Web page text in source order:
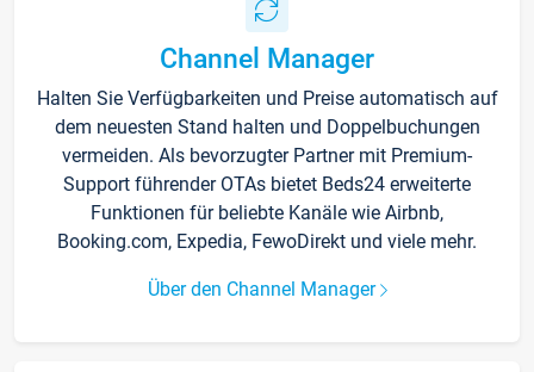
Channel Manager
Halten Sie Verfügbarkeiten und Preise automatisch auf
dem neuesten Stand halten und Doppelbuchungen
vermeiden. Als bevorzugter Partner mit Premium-
Support führender OTAs bietet Beds24 erweiterte
Funktionen für beliebte Kanäle wie Airbnb,
Booking.com, Expedia, FewoDirekt und viele mehr.
Über den Channel Manager